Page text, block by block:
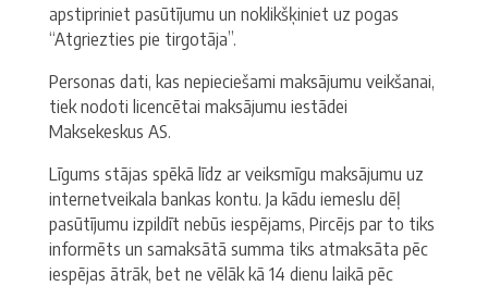
apstipriniet pasūtījumu un noklikšķiniet uz pogas
“Atgriezties pie tirgotāja”.
Personas dati, kas nepieciešami maksājumu veikšanai,
tiek nodoti licencētai maksājumu iestādei
Maksekeskus AS.
Līgums stājas spēkā līdz ar veiksmīgu maksājumu uz
internetveikala bankas kontu. Ja kādu iemeslu dēļ
pasūtījumu izpildīt nebūs iespējams, Pircējs par to tiks
informēts un samaksātā summa tiks atmaksāta pēc
iespējas ātrāk, bet ne vēlāk kā 14 dienu laikā pēc